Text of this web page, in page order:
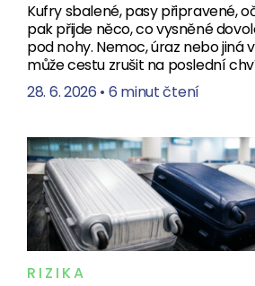
Kufry sbalené, pasy připravené,
pak přijde něco, co vysněné
pod nohy. Nemoc, úraz nebo jiná
může cestu zrušit na poslední
28. 6. 2026 • 6 minut čtení
RIZIKA